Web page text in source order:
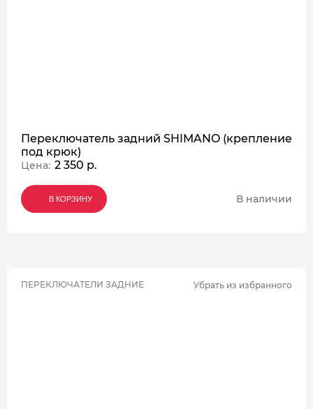
Переключатель задний SHIMANO (крепление
под крюк)
Цена: 2 350 р.
В КОРЗИНУ
В КОРЗИНУ
В КОРЗИНУ В наличии
ПЕРЕКЛЮЧАТЕЛИ ЗАДНИЕ Убрать из избранного